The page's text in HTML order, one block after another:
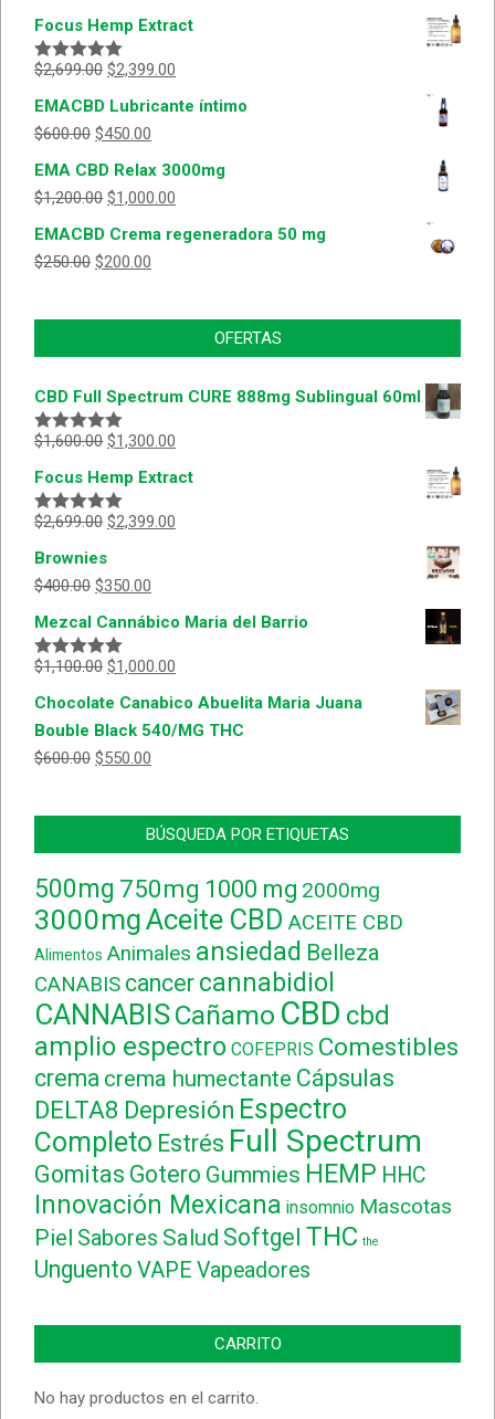
Focus Hemp Extract
Valorado
5
$2,699.00 $2,399.00
EMACBD Lubricante íntimo
$600.00 $450.00
EMA CBD Relax 3000mg
$1,200.00 $1,000.00
EMACBD Crema regeneradora 50 mg
$250.00 $200.00
OFERTAS
CBD Full Spectrum CURE 888mg Sublingual 60ml
Valorado
5
$1,600.00 $1,300.00
Focus Hemp Extract
Valorado
5
$2,699.00 $2,399.00
Brownies
$400.00 $350.00
Mezcal Cannábico Maria del Barrio
Valorado
5
$1,100.00 $1,000.00
Chocolate Canabico Abuelita Maria Juana
Bouble Black 540/MG THC
$600.00 $550.00
BÚSQUEDA POR ETIQUETAS
500mg 750mg 1000 mg 2000mg
3000mgAceite CBD ACEITE CBD
Alimentos Animales ansiedad Belleza
CANABIS cancer cannabidiol
CANNABISCañamo CBD cbd
amplio espectro COFEPRIS Comestibles
crema crema humectante Cápsulas
DELTA8 Depresión Espectro
Completo Estrés Full Spectrum
Gomitas Gotero Gummies HEMP HHC
Innovación Mexicana insomnio Mascotas
Piel Sabores Salud Softgel THC the
Unguento VAPE Vapeadores
CARRITO
No hay productos en el carrito.